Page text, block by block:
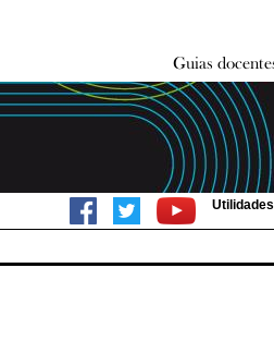
Utilidades